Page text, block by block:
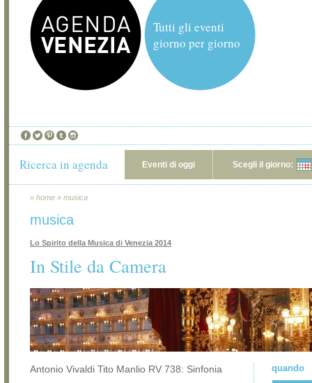
Tutti gli eventi
giorno per giorno
Ricerca in agenda Eventi di oggi Scegli il giorno:
» home » musica
musica
Lo Spirito della Musica di Venezia 2014
In Stile da Camera
Antonio Vivaldi Tito Manlio RV 738: Sinfonia
quando